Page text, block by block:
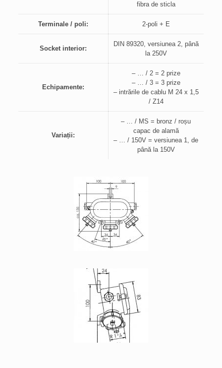
fibra de sticla
Terminale / poli: 2-poli + E
Socket interior:
DIN 89320, versiunea 2, până
la 250V
Echipamente:
– … / 2 = 2 prize
– … / 3 = 3 prize
– intrările de cablu M 24 x 1,5
/ Z14
Variații:
– … / MS = bronz / roșu
capac de alamă
– … / 150V = versiunea 1, de
până la 150V